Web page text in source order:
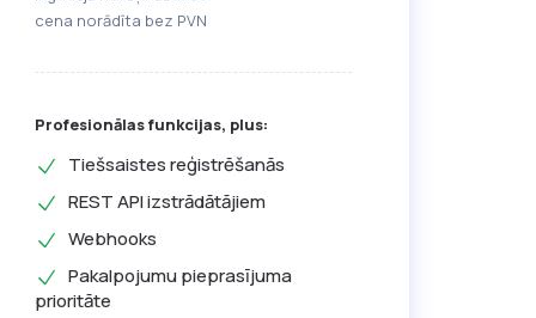
cena norādīta bez PVN
Profesionālas funkcijas, plus:
Tiešsaistes reģistrēšanās
REST API izstrādātājiem
Webhooks
Pakalpojumu pieprasījuma
prioritāte